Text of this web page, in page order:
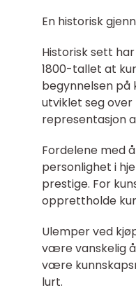
En historisk
Historisk sett
1800-tallet at
begynnelsen på
utviklet seg
representasjon
Fordelene med
personlighet i
prestige. For
opprettholde
Ulemper ved
være vanskelig
være
lurt.